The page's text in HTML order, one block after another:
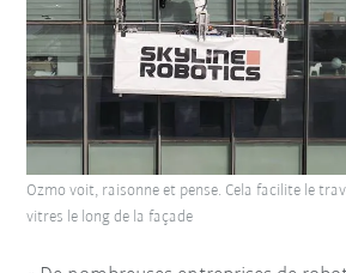
Ozmo voit, raisonne et pense. Cela facilite le
vitres le long de la façade